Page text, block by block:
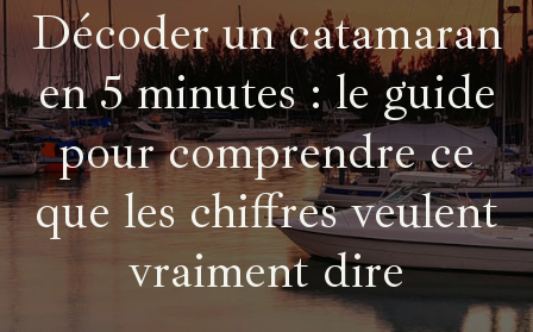
Décoder un catamaran
en 5 minutes : le guide
pour comprendre ce
que les chiffres veulent
vraiment dire